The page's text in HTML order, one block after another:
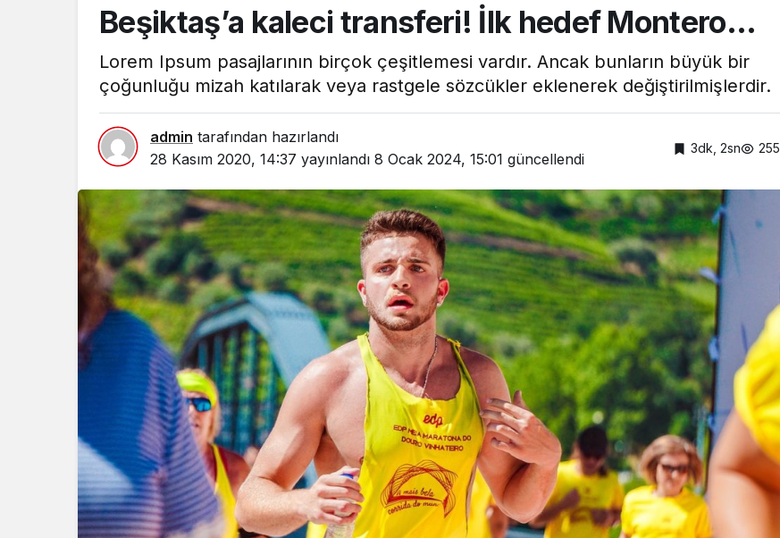
Beşiktaş’a kaleci transferi! İlk hedef Montero…
Lorem Ipsum pasajlarının birçok çeşitlemesi vardır. Ancak bunların büyük bir
çoğunluğu mizah katılarak veya rastgele sözcükler eklenerek değiştirilmişlerdir.
admin tarafından hazırlandı
28 Kasım 2020, 14:37 yayınlandı 8 Ocak 2024, 15:01 güncellendi
3dk, 2sn 255
Ulusal Haber
SANKON ve SATKON
“Ortadoğu Sağlık
Turizmi Zirvesi”
Gerçekleştirdi